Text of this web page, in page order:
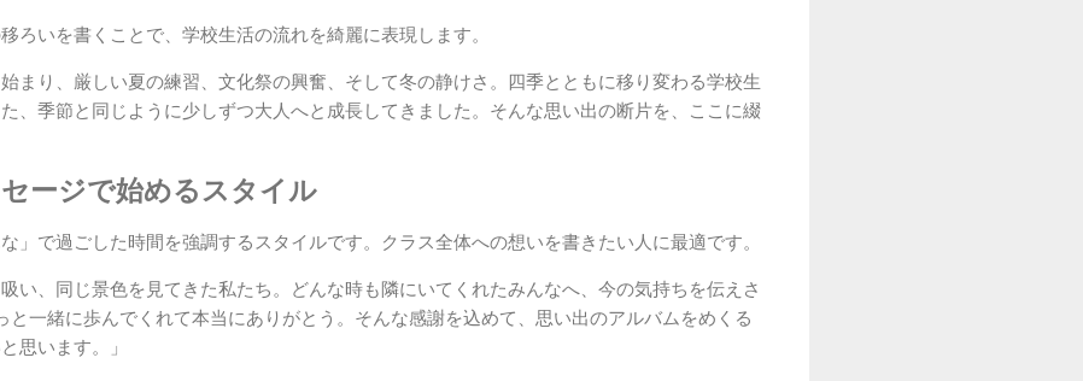
ろいを書くことで、学校生活の流れを綺麗に表現します。
始まり、厳しい夏の練習、文化祭の興奮、そして冬の静けさ。四季とともに移り変わる学校生
、季節と同じように少しずつ大人へと成長してきました。そんな思い出の断片を、ここに綴
ージで始めるスタイル
」で過ごした時間を強調するスタイルです。クラス全体への想いを書きたい人に最適です。
吸い、同じ景色を見てきた私たち。どんな時も隣にいてくれたみんなへ、今の気持ちを伝えさ
と一緒に歩んでくれて本当にありがとう。そんな感謝を込めて、思い出のアルバムをめくる
思います。」